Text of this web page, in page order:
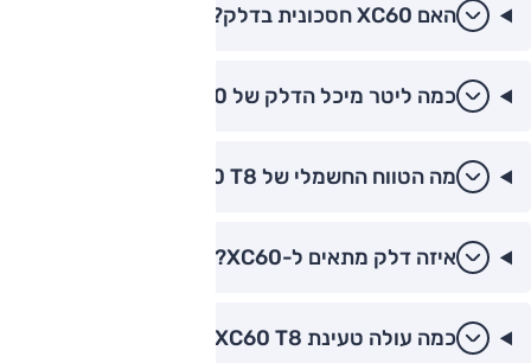
האם XC60 חסכונית בדלק?
כמה ליטר מיכל הדלק של XC60?
מה הטווח החשמלי של XC60 T8?
איזה דלק מתאים ל-XC60?
כמה עולה טעינת XC60 T8?